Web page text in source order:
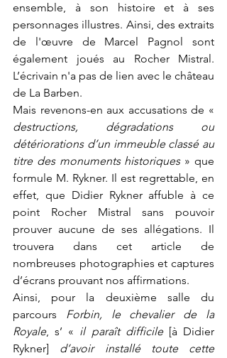
ensemble, à son histoire et à ses
personnages illustres. Ainsi, des extraits
de l'œuvre de Marcel Pagnol sont
également joués au Rocher Mistral.
L’écrivain n'a pas de lien avec le château
de La Barben.
destructions, dégradations ou
détériorations d’un immeuble classé au
titre des monuments historiques » que
formule M. Rykner. Il est regrettable, en
effet, que Didier Rykner affuble à ce
point Rocher Mistral sans pouvoir
prouver aucune de ses allégations. Il
trouvera dans cet article de
nombreuses photographies et captures
d’écrans prouvant nos affirmations.
Ainsi, pour la deuxième salle du
parcours Forbin, le chevalier de la
Royale, s’ « il paraît difficile [à Didier
Rykner] d’avoir installé toute cette